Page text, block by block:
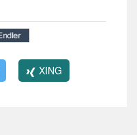
XING